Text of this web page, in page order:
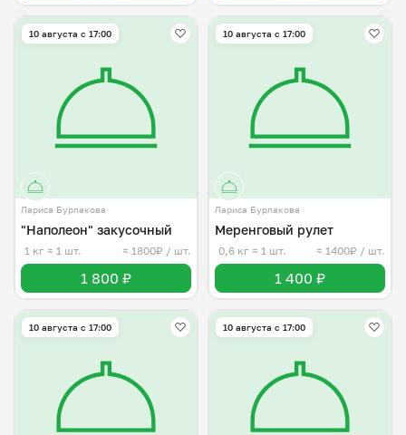
10 августа с 17:00
Лариса Бурлакова
"Наполеон" закусочный
1 кг ≈ 1 шт. ≈ 1800₽ / шт.
1 800 ₽
10 августа с 17:00
Лариса Бурлакова
Меренговый рулет
0,6 кг ≈ 1 шт. ≈ 1400₽ / шт.
1 400 ₽
10 августа с 17:00 10 августа с 17:00